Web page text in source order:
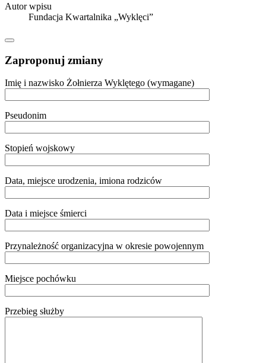
Autor wpisu
Fundacja Kwartalnika „Wyklęci”
Zaproponuj zmiany
Imię i nazwisko Żołnierza Wyklętego (wymagane)
Pseudonim
Stopień wojskowy
Data, miejsce urodzenia, imiona rodziców
Data i miejsce śmierci
Przynależność organizacyjna w okresie powojennym
Miejsce pochówku
Przebieg służby